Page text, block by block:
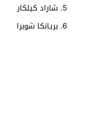
شاراد كيلكار
بريانكا شوبرا